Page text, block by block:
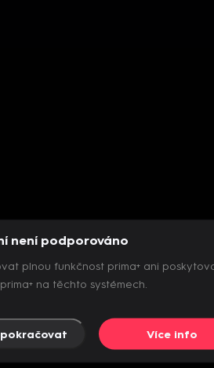
není podporováno
plnou funkčnost prima+ ani
na těchto systémech.
Více info